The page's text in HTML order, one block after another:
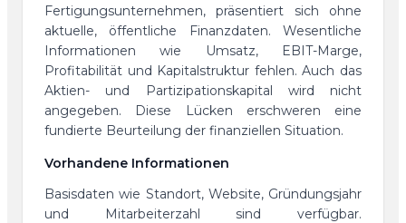
Fertigungsunternehmen, präsentiert sich ohne
aktuelle, öffentliche Finanzdaten. Wesentliche
Informationen wie Umsatz, EBIT-Marge,
Profitabilität und Kapitalstruktur fehlen. Auch das
Aktien- und Partizipationskapital wird nicht
angegeben. Diese Lücken erschweren eine
fundierte Beurteilung der finanziellen Situation.
Vorhandene Informationen
Basisdaten wie Standort, Website, Gründungsjahr
und Mitarbeiterzahl sind verfügbar.